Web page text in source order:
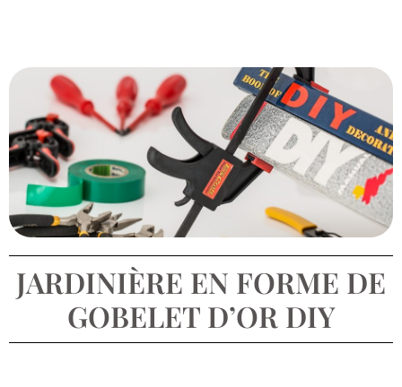
JARDINIÈRE EN FORME DE
GOBELET D’OR DIY